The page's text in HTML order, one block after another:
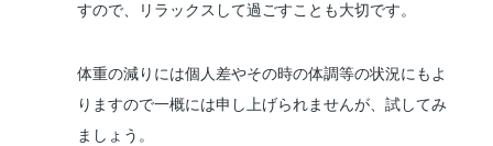
すので、リラックスして過ごすことも大切です。
体重の減りには個人差やその時の体調等の状況にもよ
りますので一概には申し上げられませんが、試してみ
ましょう。